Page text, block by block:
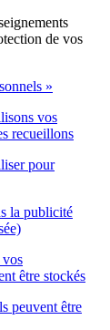
de vos
»
vos
recueillons
pour
la publicité
vos
être stockés
peuvent être